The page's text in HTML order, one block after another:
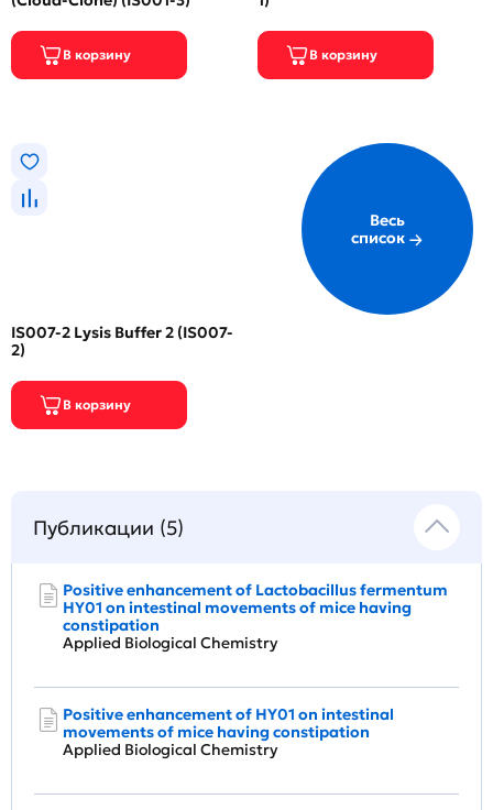
IS007-2 Lysis Buffer 2 (IS007-
2)
Весь
список
Публикации (5)
Positive enhancement of Lactobacillus fermentum
HY01 on intestinal movements of mice having
constipation
Applied Biological Chemistry
Positive enhancement of HY01 on intestinal
movements of mice having constipation
Applied Biological Chemistry